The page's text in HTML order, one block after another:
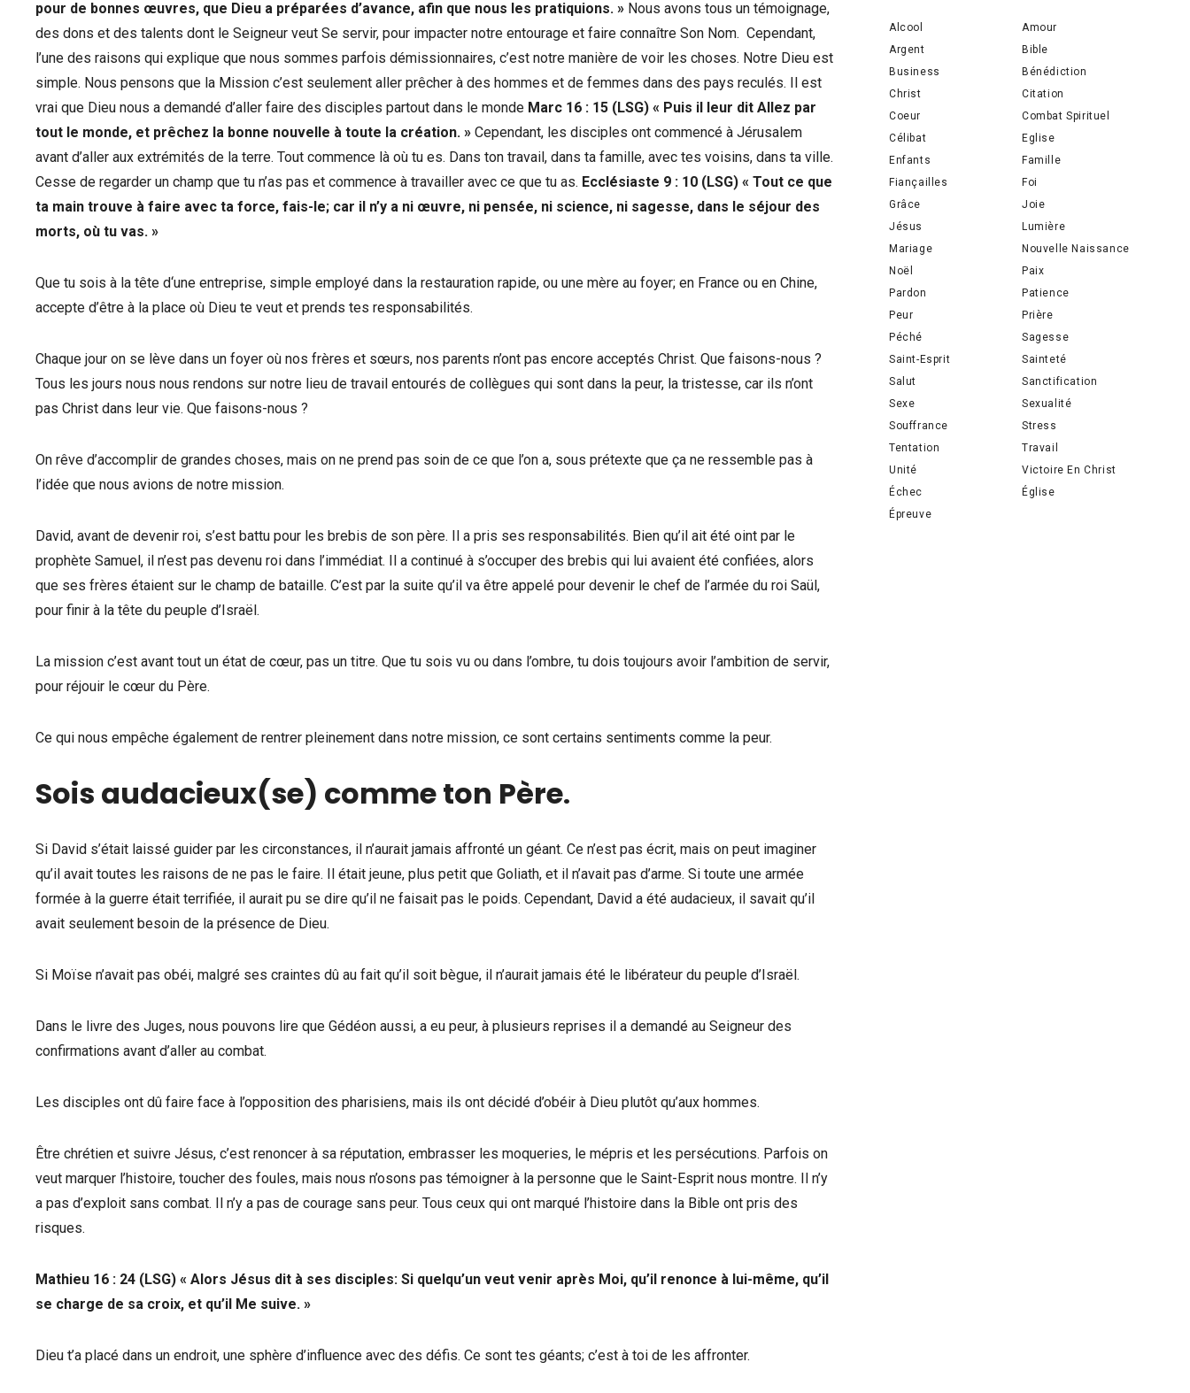
pour de bonnes œuvres, que Dieu a préparées d’avance, afin que nous les pratiquions. » Nous avons tous un témoignage,
des dons et des talents dont le Seigneur veut Se servir, pour impacter notre entourage et faire connaître Son Nom. Cependant,
l’une des raisons qui explique que nous sommes parfois démissionnaires, c’est notre manière de voir les choses. Notre Dieu est
simple. Nous pensons que la Mission c’est seulement aller prêcher à des hommes et de femmes dans des pays reculés. Il est
vrai que Dieu nous a demandé d’aller faire des disciples partout dans le monde Marc 16 : 15 (LSG) « Puis il leur dit Allez par
tout le monde, et prêchez la bonne nouvelle à toute la création. » Cependant, les disciples ont commencé à Jérusalem
avant d’aller aux extrémités de la terre. Tout commence là où tu es. Dans ton travail, dans ta famille, avec tes voisins, dans ta ville.
Cesse de regarder un champ que tu n’as pas et commence à travailler avec ce que tu as. Ecclésiaste 9 : 10 (LSG) « Tout ce que
ta main trouve à faire avec ta force, fais-le; car il n’y a ni œuvre, ni pensée, ni science, ni sagesse, dans le séjour des
morts, où tu vas. »
Que tu sois à la tête d‘une entreprise, simple employé dans la restauration rapide, ou une mère au foyer; en France ou en Chine,
accepte d’être à la place où Dieu te veut et prends tes responsabilités.
Chaque jour on se lève dans un foyer où nos frères et sœurs, nos parents n’ont pas encore acceptés Christ. Que faisons-nous ?
Tous les jours nous nous rendons sur notre lieu de travail entourés de collègues qui sont dans la peur, la tristesse, car ils n’ont
pas Christ dans leur vie. Que faisons-nous ?
On rêve d’accomplir de grandes choses, mais on ne prend pas soin de ce que l’on a, sous prétexte que ça ne ressemble pas à
l’idée que nous avions de notre mission.
David, avant de devenir roi, s’est battu pour les brebis de son père. Il a pris ses responsabilités. Bien qu’il ait été oint par le
prophète Samuel, il n’est pas devenu roi dans l’immédiat. Il a continué à s’occuper des brebis qui lui avaient été confiées, alors
que ses frères étaient sur le champ de bataille. C’est par la suite qu’il va être appelé pour devenir le chef de l’armée du roi Saül,
pour finir à la tête du peuple d’Israël.
La mission c’est avant tout un état de cœur, pas un titre. Que tu sois vu ou dans l’ombre, tu dois toujours avoir l’ambition de servir,
pour réjouir le cœur du Père.
Ce qui nous empêche également de rentrer pleinement dans notre mission, ce sont certains sentiments comme la peur.
Sois audacieux(se) comme ton Père.
Si David s’était laissé guider par les circonstances, il n’aurait jamais affronté un géant. Ce n’est pas écrit, mais on peut imaginer
qu’il avait toutes les raisons de ne pas le faire. Il était jeune, plus petit que Goliath, et il n’avait pas d’arme. Si toute une armée
formée à la guerre était terrifiée, il aurait pu se dire qu’il ne faisait pas le poids. Cependant, David a été audacieux, il savait qu’il
avait seulement besoin de la présence de Dieu.
Si Moïse n’avait pas obéi, malgré ses craintes dû au fait qu’il soit bègue, il n’aurait jamais été le libérateur du peuple d’Israël.
Dans le livre des Juges, nous pouvons lire que Gédéon aussi, a eu peur, à plusieurs reprises il a demandé au Seigneur des
confirmations avant d’aller au combat.
Les disciples ont dû faire face à l’opposition des pharisiens, mais ils ont décidé d’obéir à Dieu plutôt qu’aux hommes.
Être chrétien et suivre Jésus, c’est renoncer à sa réputation, embrasser les moqueries, le mépris et les persécutions. Parfois on
veut marquer l’histoire, toucher des foules, mais nous n’osons pas témoigner à la personne que le Saint-Esprit nous montre. Il n’y
a pas d’exploit sans combat. Il n’y a pas de courage sans peur. Tous ceux qui ont marqué l’histoire dans la Bible ont pris des
risques.
Mathieu 16 : 24 (LSG) « Alors Jésus dit à ses disciples: Si quelqu’un veut venir après Moi, qu’il renonce à lui-même, qu’il
se charge de sa croix, et qu’il Me suive. »
Dieu t’a placé dans un endroit, une sphère d’influence avec des défis. Ce sont tes géants; c’est à toi de les affronter.
Alcool
Amour
Argent
Bible
Business
Bénédiction
Christ
Citation
Coeur
Combat Spirituel
Célibat
Eglise
Enfants
Famille
Fiançailles
Foi
Grâce
Joie
Jésus
Lumière
Mariage
Nouvelle Naissance
Noël
Paix
Pardon
Patience
Peur
Prière
Péché
Sagesse
Saint-Esprit
Sainteté
Salut
Sanctification
Sexe
Sexualité
Souffrance
Stress
Tentation
Travail
Unité
Victoire En Christ
Échec
Église
Épreuve